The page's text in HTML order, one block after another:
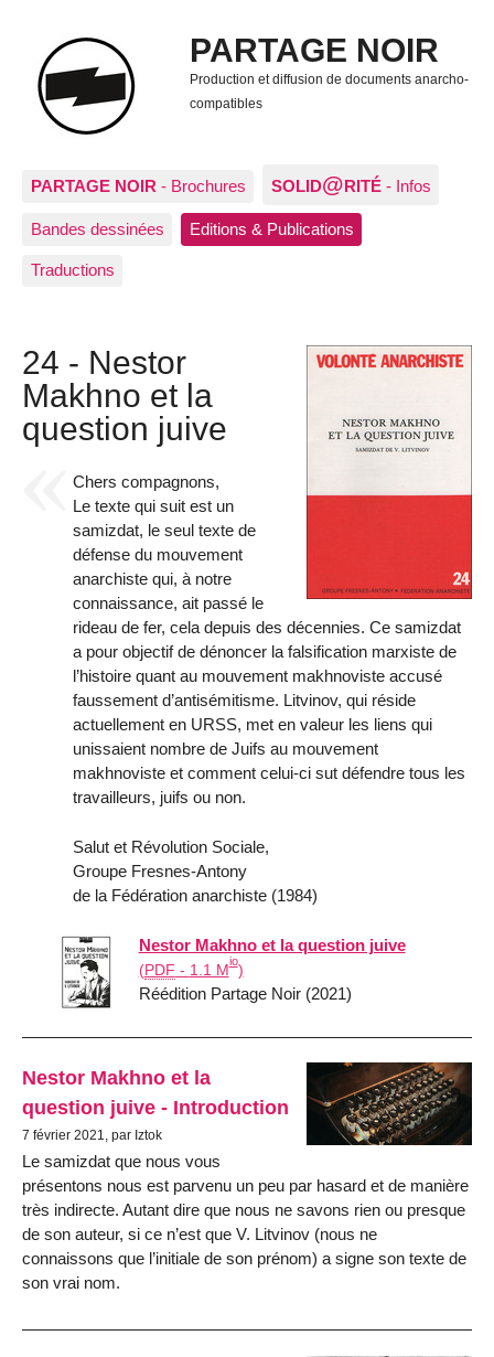
PARTAGE NOIR
Production et diffusion de documents anarcho-
compatibles
PARTAGE NOIR - Brochures SOLID@RITÉ - Infos
Bandes dessinées Editions & Publications
Traductions
24 - Nestor
Makhno et la
question juive
Chers compagnons,
Le texte qui suit est un
samizdat, le seul texte de
défense du mouvement
anarchiste qui, à notre
connaissance, ait passé le
rideau de fer, cela depuis des décennies. Ce samizdat
a pour objectif de dénoncer la falsification marxiste de
l’histoire quant au mouvement makhnoviste accusé
faussement d’antisémitisme. Litvinov, qui réside
actuellement en URSS, met en valeur les liens qui
unissaient nombre de Juifs au mouvement
makhnoviste et comment celui-ci sut défendre tous les
travailleurs, juifs ou non.
Salut et Révolution Sociale,
Groupe Fresnes-Antony
de la Fédération anarchiste (1984)
Nestor Makhno et la question juive
(PDF - 1.1 M
io
)
Réédition Partage Noir (2021)
Nestor Makhno et la
question juive - Introduction
7 février 2021, par Iztok
Le samizdat que nous vous
présentons nous est parvenu un peu par hasard et de manière
très indirecte. Autant dire que nous ne savons rien ou presque
de son auteur, si ce n’est que V. Litvinov (nous ne
connaissons que l’initiale de son prénom) a signe son texte de
son vrai nom.